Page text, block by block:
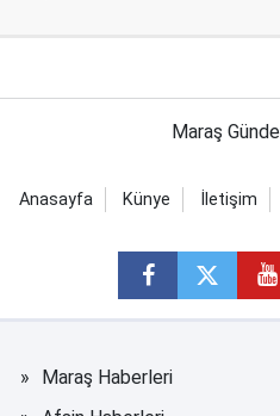
Maraş
Anasayfa Künye İletişim
Maraş Haberleri